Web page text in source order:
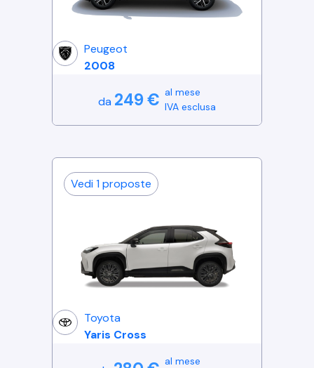
Peugeot
2008
da 249€ al mese
IVA esclusa
Vedi 1 proposte
Toyota
Yaris Cross
al mese